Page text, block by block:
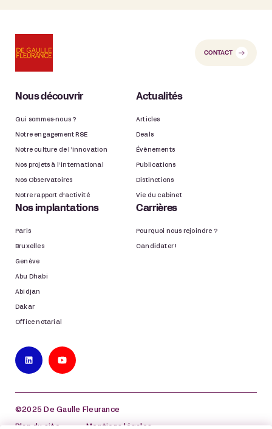
CONTACT
Nous découvrir
Qui sommes-nous ?
Notre engagement RSE
Notre culture de l’innovation
Nos projets à l’international
Nos Observatoires
Notre rapport d’activité
Actualités
Articles
Deals
Évènements
Publications
Distinctions
Vie du cabinet
Nos implantations
Paris
Bruxelles
Genève
Abu Dhabi
Abidjan
Dakar
Office notarial
Carrières
Pourquoi nous rejoindre ?
Candidater !
©2025 De Gaulle Fleurance
Plan du site Mentions légales